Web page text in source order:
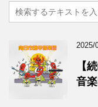
2025/
【
音